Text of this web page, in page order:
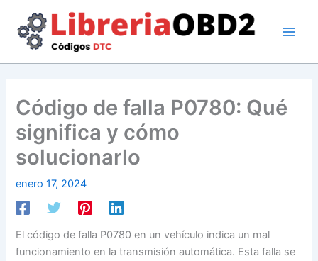
contenido
Código de falla P0780: Qué
significa y cómo
solucionarlo
enero 17, 2024
El código de falla P0780 en un vehículo indica un mal
funcionamiento en la transmisión automática. Esta falla se